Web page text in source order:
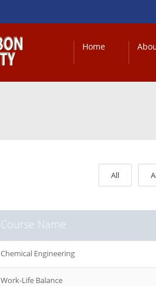
Home
All
Course Name
Chemical Engineering
Work-Life Balance